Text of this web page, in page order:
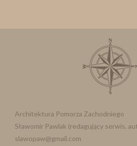
Architektura Pomorza Zachodniego
Sławomir Pawlak (redagujący serwis.
slawopaw@gmail.com